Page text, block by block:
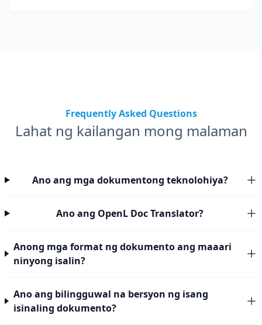
Frequently Asked Questions
Lahat ng kailangan mong malaman
Ano ang mga dokumentong teknolohiya?
Ano ang OpenL Doc Translator?
Anong mga format ng dokumento ang maaari
ninyong isalin?
Ano ang bilingguwal na bersyon ng isang
isinaling dokumento?